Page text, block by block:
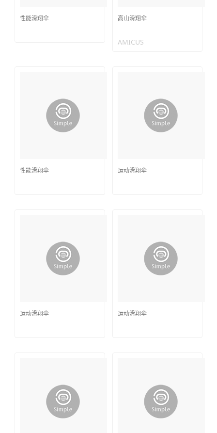
性能滑翔伞 高山滑翔伞
AMICUS
性能滑翔伞 运动滑翔伞
运动滑翔伞 运动滑翔伞